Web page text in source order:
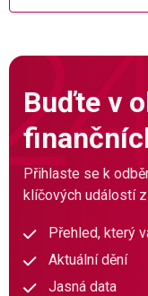
Buďte v
Přihlaste se k
klíčových událostí
Přehled, který
Aktuální dění
Jasná data